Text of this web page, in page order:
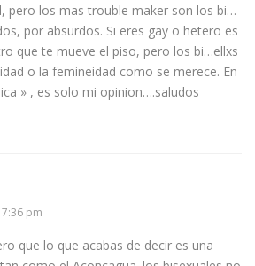
pero los mas trouble maker son los bi…
por absurdos. Si eres gay o hetero es
que te mueve el piso, pero los bi…ellxs
o la femineidad como se merece. En
» , es solo mi opinion….saludos
pm
que lo que acabas de decir es una